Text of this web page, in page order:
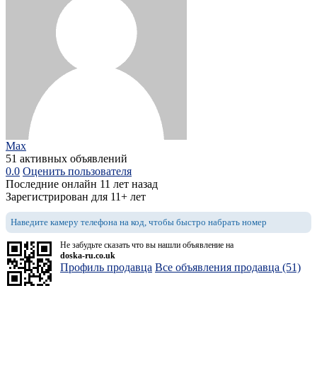
Max
51 активных объявлений
0.0 Оценить пользователя
Последние онлайн 11 лет назад
Зарегистрирован для 11+ лет
Наведите камеру телефона на код, чтобы быстро набрать номер
Не забудьте сказать что вы нашли объявление на
doska-ru.co.uk
Профиль продавца Все объявления продавца (51)